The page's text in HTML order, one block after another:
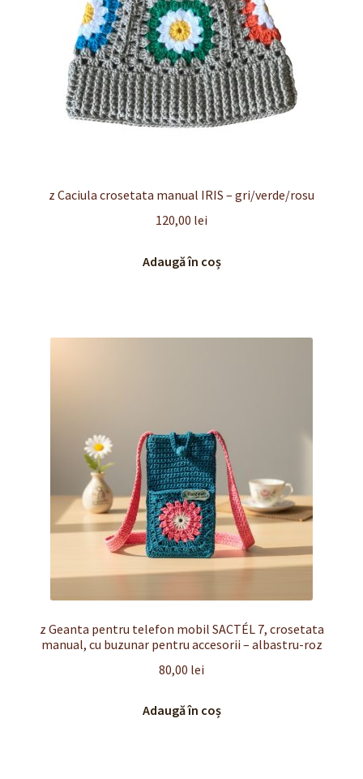
Politică de Confidențialitate cu privire la prelucrarea
datelor cu caracter personal
Politica de rambursari si returnari
z Caciula crosetata manual IRIS – gri/verde/rosu
120,00 lei
Adaugă în coș
z Geanta pentru telefon mobil SACTÉL 7, crosetata
manual, cu buzunar pentru accesorii – albastru-roz
80,00 lei
Adaugă în coș